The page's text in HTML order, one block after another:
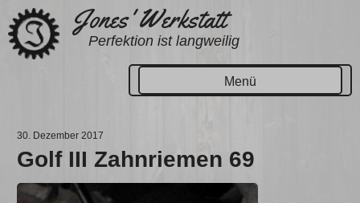
Zum
Inhalt
springen
Jones' Werkstatt
Perfektion ist langweilig
Menü
30. Dezember 2017
Golf III Zahnriemen 69